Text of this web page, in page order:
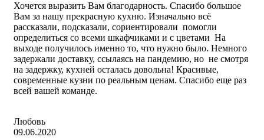
Хочется выразить Вам благодарность. Спасибо большое
Вам за нашу прекрасную кухню. Изначально всё
рассказали, подсказали, сориентировали помогли
определиться со всеми шкафчиками и с цветами На
выходе получилось именно то, что нужно было. Немного
задержали доставку, ссылаясь на пандемию, но не смотря
на задержку, кухней осталась довольна! Красивые,
современные кузни по реальным ценам. Спасибо еще раз
всей вашей команде.
Любовь
09.06.2020